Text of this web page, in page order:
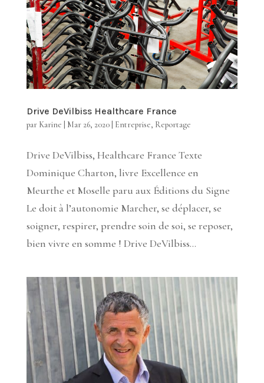
Drive DeVilbiss Healthcare France
par Karine Mar 26, 2020| Entreprise, Reportage
Drive DeVilbiss, Healthcare France Texte
Dominique Charton, livre Excellence en
Meurthe et Moselle paru aux Éditions du Signe
Le doit à l’autonomie Marcher, se déplacer, se
soigner, respirer, prendre soin de soi, se reposer,
bien vivre en somme ! Drive DeVilbiss...